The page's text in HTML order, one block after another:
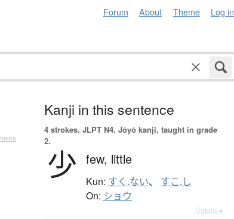
Forum About Theme Log in
Kanji in this sentence
4 strokes. JLPT N4. Jōyō kanji, taught in grade
2.
少 few, little
Kun: すく.ない、 すこ.し
On: ショウ
Details ▸